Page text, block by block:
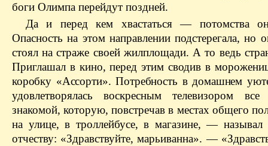
боги Олимпа перейдут поздней.
Да и перед кем хвастаться — потомства
Опасность на этом направлении подстерегала, но
стоял на страже своей жилплощади. А то ведь
Приглашал в кино, перед этим сводив в морожени
коробку «Ассорти». Потребность в домашнем
удовлетворялась воскресным телевизором
знакомой, которую, повстречав в местах общего
на улице, в троллейбусе, в магазине, —
отчеству: «Здравствуйте,марьиванна». —